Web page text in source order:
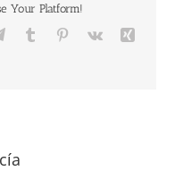
Your Platform!
TelegramTumblr Pinterest
Vk